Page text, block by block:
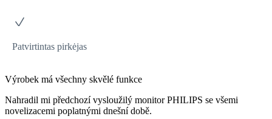
Patvirtintas pirkėjas
Výrobek má všechny skvělé funkce
Nahradil mi předchozí vysloužilý monitor PHILIPS se všemi
novelizacemi poplatnými dnešní době.